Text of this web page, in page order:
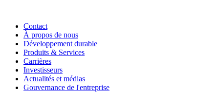
Contact
À propos de nous
Développement durable
Produits & Services
Carrières
Investisseurs
Actualités et médias
Gouvernance de l'entreprise